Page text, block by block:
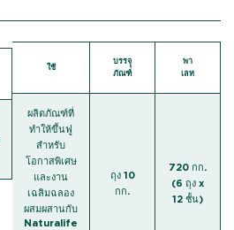
ใช้
บรรจุุ
ภัณฑ์
พา
เลท
ผลิตภัณฑ์ที่
ทำให้ขึ้นฟู
สำหรับ
โอกาสพิเศษ
และงาน
เฉลิมฉลอง
ผสมผสานกับ
Naturalife
ถุง 10
กก.
720 กก.
(6 ถุง x
12 ชั้น)